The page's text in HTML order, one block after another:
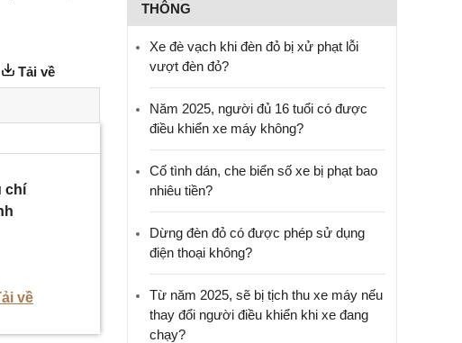
Tải về
chí
về
THÔNG
Xe đè vạch khi đèn đỏ bị xử phạt lỗi
vượt đèn đỏ?
Năm 2025, người đủ 16 tuổi có được
điều khiển xe máy không?
Cố tình dán, che biển số xe bị phạt bao
nhiêu tiền?
Dừng đèn đỏ có được phép sử dụng
điện thoại không?
Từ năm 2025, sẽ bị tịch thu xe máy nếu
thay đổi người điều khiển khi xe đang
chạy?